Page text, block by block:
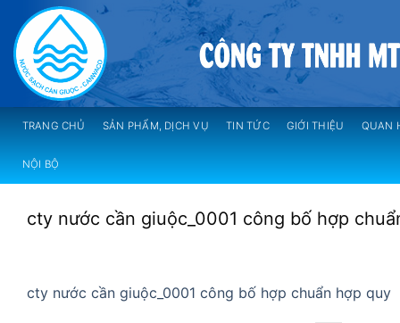
content
TRANG CHỦ SẢN PHẨM, DỊCH VỤ TIN TỨC GIỚI THIỆU QUAN
NỘI BỘ
cty nước cần giuộc_0001 công bố hợp
cty nước cần giuộc_0001 công bố hợp chuẩn hợp quy